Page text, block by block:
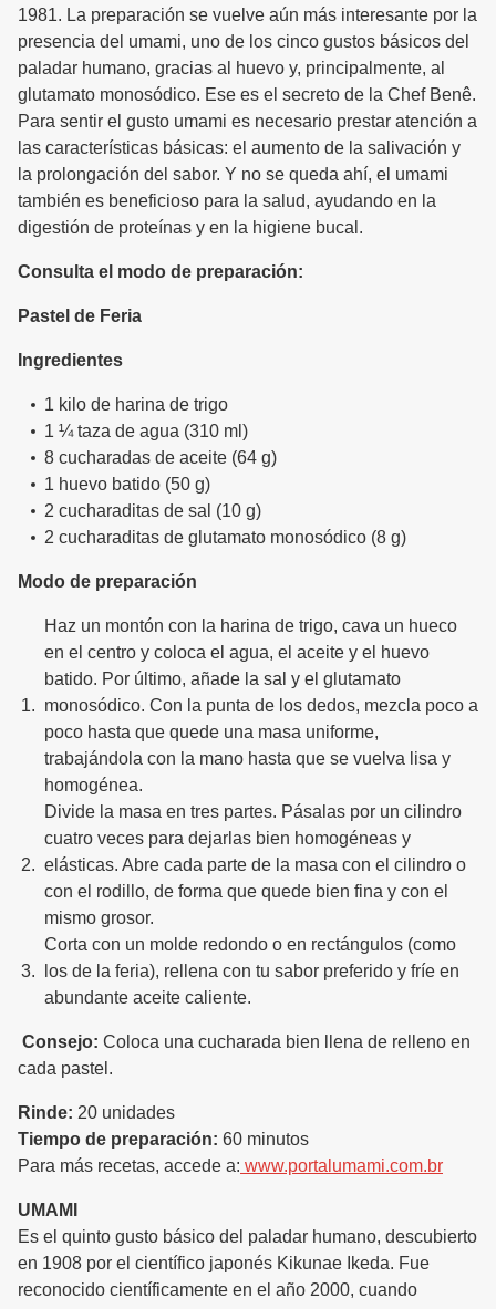
1981. La preparación se vuelve aún más interesante por la
presencia del umami, uno de los cinco gustos básicos del
paladar humano, gracias al huevo y, principalmente, al
glutamato monosódico. Ese es el secreto de la Chef Benê.
Para sentir el gusto umami es necesario prestar atención a
las características básicas: el aumento de la salivación y
la prolongación del sabor. Y no se queda ahí, el umami
también es beneficioso para la salud, ayudando en la
digestión de proteínas y en la higiene bucal.
Consulta el modo de preparación:
Pastel de Feria
Ingredientes
1 kilo de harina de trigo
1 ¼ taza de agua (310 ml)
8 cucharadas de aceite (64 g)
1 huevo batido (50 g)
2 cucharaditas de sal (10 g)
2 cucharaditas de glutamato monosódico (8 g)
Modo de preparación
Haz un montón con la harina de trigo, cava un hueco
en el centro y coloca el agua, el aceite y el huevo
batido. Por último, añade la sal y el glutamato
monosódico. Con la punta de los dedos, mezcla poco a
poco hasta que quede una masa uniforme,
trabajándola con la mano hasta que se vuelva lisa y
homogénea.
Divide la masa en tres partes. Pásalas por un cilindro
cuatro veces para dejarlas bien homogéneas y
elásticas. Abre cada parte de la masa con el cilindro o
con el rodillo, de forma que quede bien fina y con el
mismo grosor.
Corta con un molde redondo o en rectángulos (como
los de la feria), rellena con tu sabor preferido y fríe en
abundante aceite caliente.
Consejo: Coloca una cucharada bien llena de relleno en
cada pastel.
Rinde: 20 unidades
Tiempo de preparación: 60 minutos
Para más recetas, accede a: www.portalumami.com.br
UMAMI
Es el quinto gusto básico del paladar humano, descubierto
en 1908 por el científico japonés Kikunae Ikeda. Fue
reconocido científicamente en el año 2000, cuando